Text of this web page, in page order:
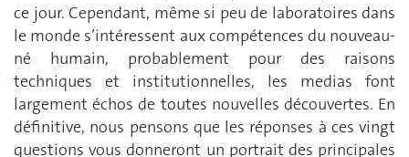
ce jour. Cependant, même si peu de laboratoires dans
le monde s’intéressent aux compétences du nouveau-
né humain, probablement pour des raisons
techniques et institutionnelles, les medias font
largement échos de toutes nouvelles découvertes. En
définitive, nous pensons que les réponses à ces vingt
questions vous donneront un portrait des principales